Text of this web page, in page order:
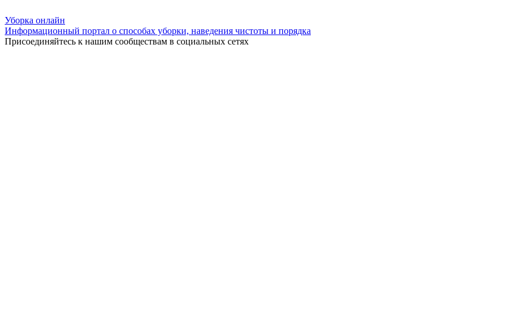
Уборка онлайн
Информационный портал о способах уборки, наведения чистоты и порядка
Присоединяйтесь к нашим сообществам в социальных сетях